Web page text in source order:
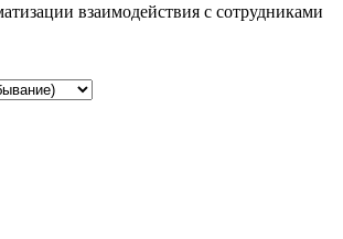
взаимодействия с сотрудниками